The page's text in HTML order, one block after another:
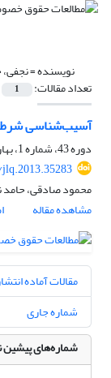
نویسنده =
تعداد مقالات: 1
آسیب‌شناسی شرط
دوره 43، شماره 1، بهار 1392، صفحه
محمود صادقی، حامد
مشاهده مقاله
مقالات آماده
شماره جاری
شماره‌های پیشین